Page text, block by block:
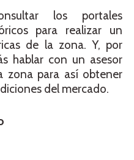
los portales
para realizar un
de la zona. Y, por
hablar con un asesor
zona para así obtener
del mercado.